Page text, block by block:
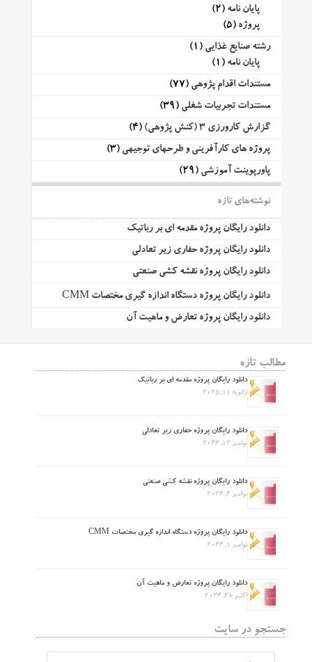
پایان نامه (2)
پروژه (5)
رشته صنایع غذایی (1)
پایان نامه (1)
مستندات اقدام پژوهی (77)
مستندات تجربیات شغلی (39)
گزارش کارورزی 3 (کنش پژوهی)
(4)
پروژه های کارآفرینی و طرحهای توجیهی (3)
پاورپوینت آموزشی (29)
نوشته‌های تازه
دانلود رایگان پروژه مقدمه ای بر رباتیک
دانلود رایگان پروژه حفاری زیر تعادلی
دانلود رایگان پروژه نقشه کشی صنعتی
دانلود رایگان پروژه دستگاه اندازه گیری مختصات CMM
دانلود رایگان پروژه تعارض و ماهیت آن
مطالب تازه
دانلود رایگان پروژه مقدمه ای بر رباتیک
ژانویه 11, 2025
دانلود رایگان پروژه حفاری زیر تعادلی
نوامبر 12, 2024
دانلود رایگان پروژه نقشه کشی صنعتی
نوامبر 4, 2024
دانلود رایگان پروژه دستگاه اندازه گیری مختصات CMM
نوامبر 1, 2024
دانلود رایگان پروژه تعارض و ماهیت آن
اکتبر 28, 2024
جستجو در سایت